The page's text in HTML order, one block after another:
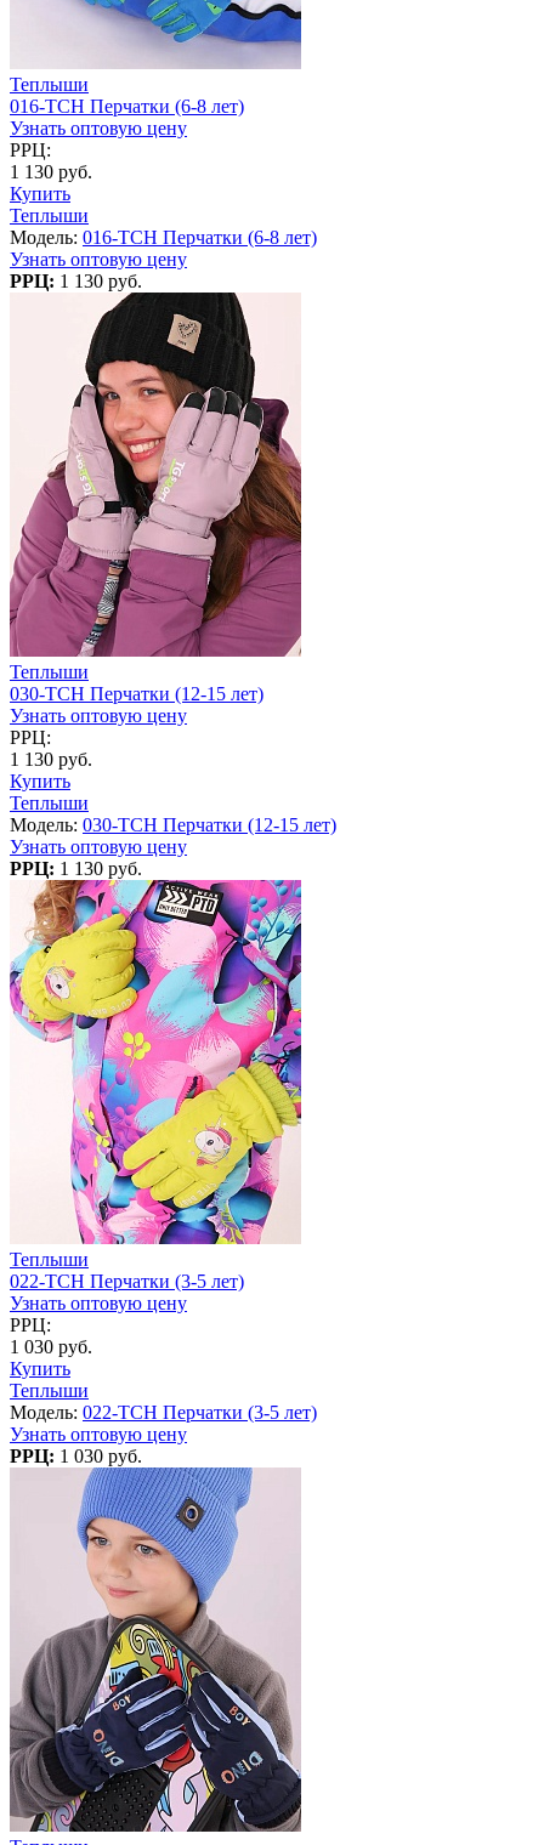
Теплыши
016-TCH Перчатки (6-8 лет)
Узнать оптовую цену
РРЦ:
1 130 руб.
Купить
Теплыши
Модель: 016-TCH Перчатки (6-8 лет)
Узнать оптовую цену
РРЦ: 1 130 руб.
Теплыши
030-TCH Перчатки (12-15 лет)
Узнать оптовую цену
РРЦ:
1 130 руб.
Купить
Теплыши
Модель: 030-TCH Перчатки (12-15 лет)
Узнать оптовую цену
РРЦ: 1 130 руб.
Теплыши
022-TCH Перчатки (3-5 лет)
Узнать оптовую цену
РРЦ:
1 030 руб.
Купить
Теплыши
Модель: 022-TCH Перчатки (3-5 лет)
Узнать оптовую цену
РРЦ: 1 030 руб.